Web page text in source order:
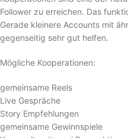
Follower zu erreichen. Das
Gerade kleinere Accounts mit
gegenseitig sehr gut helfen.
Mögliche Kooperationen:
gemeinsame Reels
Live Gespräche
Story Empfehlungen
gemeinsame Gewinnspiele